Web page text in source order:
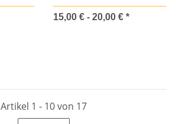
feminisiert
15,00 € - 20,00 € *
Artikel 1 - 10 von 17